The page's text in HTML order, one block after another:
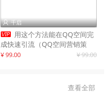
 千启
 用这个方法能在QQ空间完
成快速引流（QQ空间营销策
略）
¥ 99.00 ¥ 99.00
查看全部